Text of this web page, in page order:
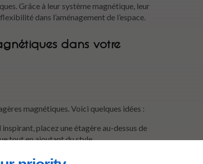
Grâce à leur système magnétique, leur
dans l’aménagement de l’espace.
dans votre
magnétiques. Voici quelques idées :
placez une étagère au-dessus de
tout en ajoutant du style.
l’espace.